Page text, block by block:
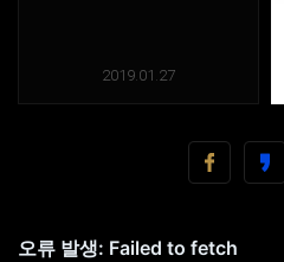
2019.01.27